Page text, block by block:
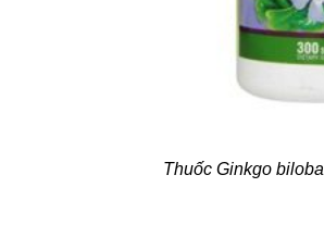
Thuốc Ginkgo biloba